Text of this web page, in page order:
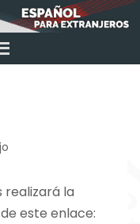
realizará la
este enlace: